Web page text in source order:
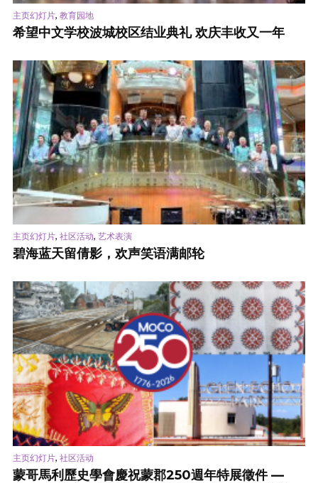
主页幻灯片, 教育园地
希望中文学校波城校区结业典礼 欢庆丰收又一年
主页幻灯片, 社区活动, 艺术表演
碧海蓝天留倩影，欢声笑语满邮轮
主页幻灯片, 社区活动
蒙哥馬利歷史學會慶祝蒙郡250週年特展徵件 —